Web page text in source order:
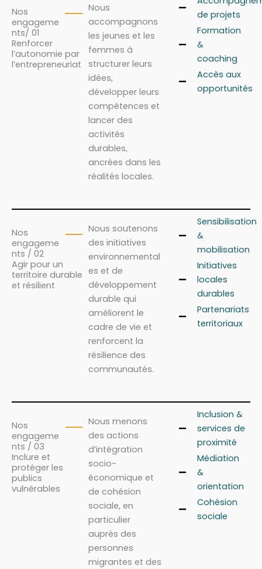
Nos
engageme
nts/ 01
Renforcer
l’autonomie par
l’entrepreneuriat
Nous
accompagnons
les jeunes et les
femmes à
structurer leurs
idées,
développer leurs
compétences et
lancer des
activités
durables,
ancrées dans les
réalités locales.
de projets
Formation
&
coaching
Accès aux
opportunités
Nos
engageme
nts / 02
Agir pour un
territoire durable
et résilient
Nous soutenons
des initiatives
environnemental
es et de
développement
durable qui
améliorent le
cadre de vie et
renforcent la
résilience des
communautés.
Sensibilisation
&
mobilisation
Initiatives
locales
durables
Partenariats
territoriaux
Nos
engageme
nts / 03
Inclure et
protéger les
publics
vulnérables
Nous menons
des actions
d’intégration
socio-
économique et
de cohésion
sociale, en
particulier
auprès des
personnes
migrantes et des
Inclusion &
services de
proximité
Médiation
&
orientation
Cohésion
sociale